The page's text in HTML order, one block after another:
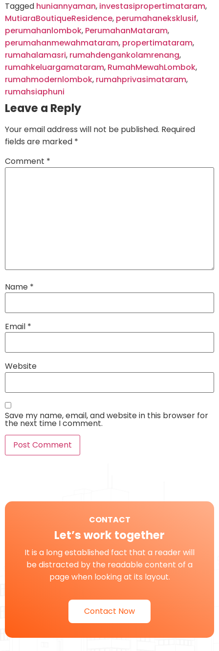
Tagged huniannyaman, investasipropertimataram,
MutiaraBoutiqueResidence, perumahaneksklusif,
perumahanlombok, PerumahanMataram,
perumahanmewahmataram, propertimataram,
rumahalamasri, rumahdengankolamrenang,
rumahkeluargamataram, RumahMewahLombok,
rumahmodernlombok, rumahprivasimataram,
rumahsiaphuni
Leave a Reply
Your email address will not be published. Required
fields are marked *
Comment *
Name *
Email *
Website
Save my name, email, and website in this browser for
the next time I comment.
CONTACT
Let’s work together
It is a long established fact that a reader will
be distracted by the readable content of a
page when looking at its layout.
Contact Now